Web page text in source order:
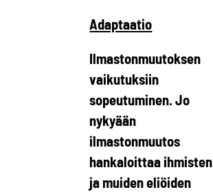
Adaptaatio
Ilmastonmuutoksen
vaikutuksiin
sopeutuminen. Jo
nykyään
ilmastonmuutos
hankaloittaa ihmisten
ja muiden eliöiden